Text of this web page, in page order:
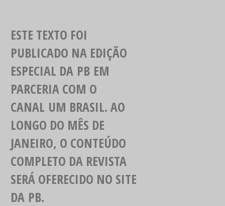
ESTE TEXTO FOI
PUBLICADO NA EDIÇÃO
ESPECIAL DA PBEM
PARCERIA COM O
CANAL UM BRASIL. AO
LONGO DO MÊS DE
JANEIRO, O CONTEÚDO
COMPLETO DA REVISTA
SERÁ OFERECIDO NO SITE
DA PB.